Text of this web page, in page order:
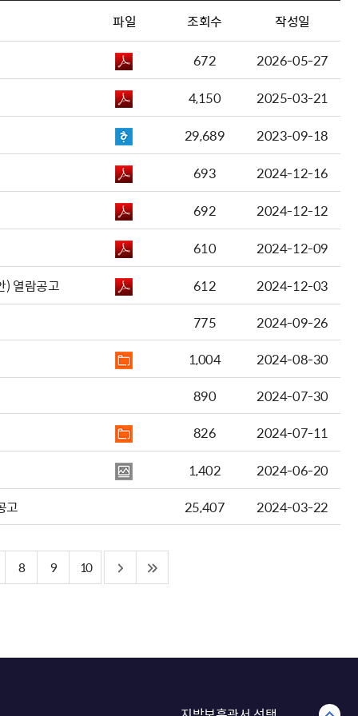
파일 조회수 작성일
672
2026-05-27
4,150
2025-03-21
29,689
2023-09-18
693
2024-12-16
692
2024-12-12
610
2024-12-09
) 열람공고
612
2024-12-03
775
2024-09-26
1,004
2024-08-30
890
2024-07-30
826
2024-07-11
1,402
2024-06-20
고
25,407 2024-03-22
8 9 10